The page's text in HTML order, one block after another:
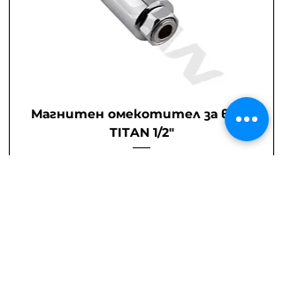
Магнитен омекотител за вода
TITAN 1/2"